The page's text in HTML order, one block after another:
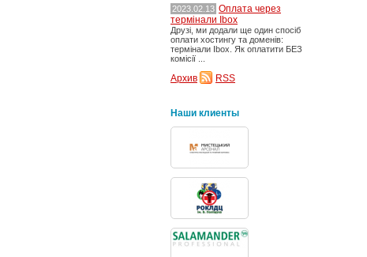
2023.02.13 Оплата через
термінали Ibox
Друзі, ми додали ще один спосіб
оплати хостингу та доменів:
термінали Ibox. Як оплатити БЕЗ
комісії ...
Архив RSS
Наши клиенты